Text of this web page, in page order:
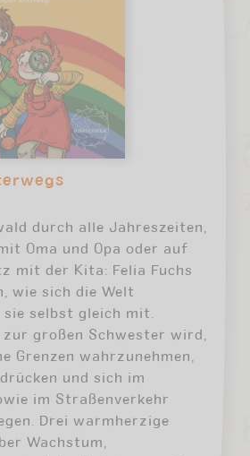
durch alle Jahreszeiten,
Oma und Opa oder auf
mit der Kita: Felia Fuchs
wie sich die Welt
selbst gleich mit.
zur großen Schwester wird,
Grenzen wahrzunehmen,
und sich im
im Straßenverkehr
Drei warmherzige
Wachstum,